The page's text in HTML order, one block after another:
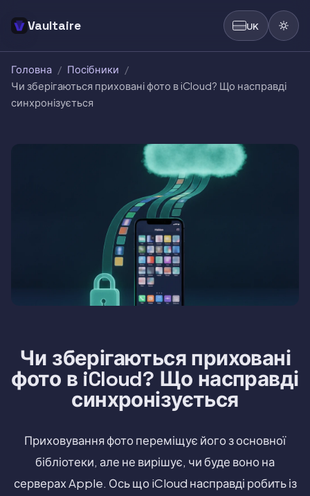
Vaultaire UK
Головна / Посібники /
Чи зберігаються приховані фото в iCloud? Що насправді
синхронізується
Чи зберігаються приховані
фото в iCloud? Що насправді
синхронізується
Приховування фото переміщує його з основної
бібліотеки, але не вирішує, чи буде воно на
серверах Apple. Ось що iCloud насправді робить із